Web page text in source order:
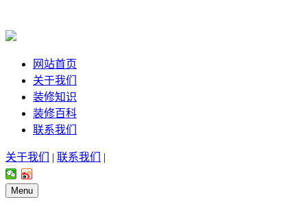
网站首页
关于我们
装修知识
装修百科
联系我们
关于我们 | 联系我们 |
Menu